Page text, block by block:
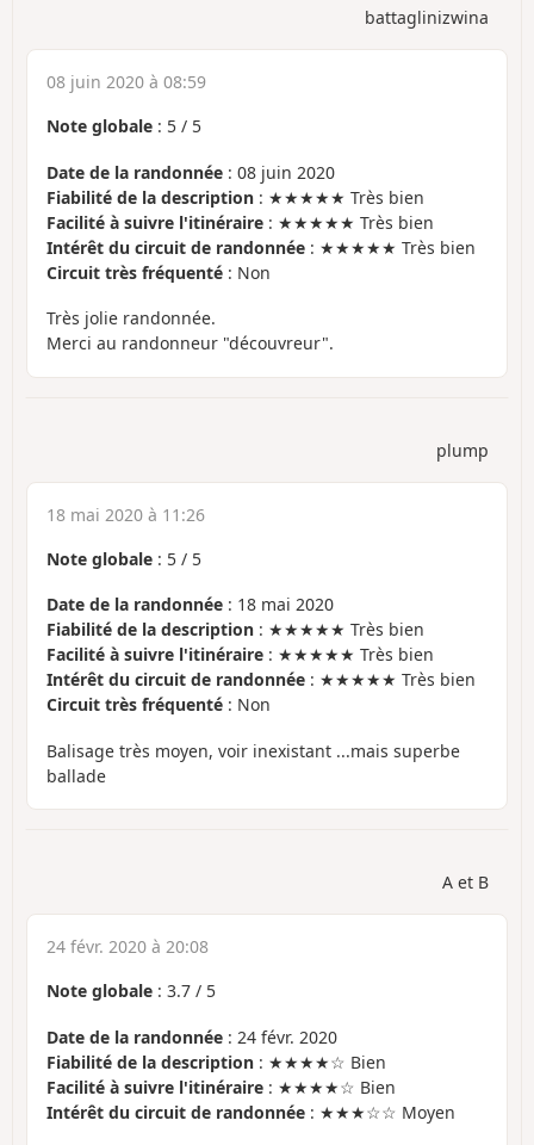
battaglinizwina
08 juin 2020 à 08:59
Note globale : 5 / 5
Date de la randonnée : 08 juin 2020
Fiabilité de la description : ★★★★★ Très bien
Facilité à suivre l'itinéraire : ★★★★★ Très bien
Intérêt du circuit de randonnée : ★★★★★ Très bien
Circuit très fréquenté : Non
Très jolie randonnée.
Merci au randonneur "découvreur".
plump
18 mai 2020 à 11:26
Note globale : 5 / 5
Date de la randonnée : 18 mai 2020
Fiabilité de la description : ★★★★★ Très bien
Facilité à suivre l'itinéraire : ★★★★★ Très bien
Intérêt du circuit de randonnée : ★★★★★ Très bien
Circuit très fréquenté : Non
Balisage très moyen, voir inexistant ...mais superbe
ballade
A et B
24 févr. 2020 à 20:08
Note globale : 3.7 / 5
Date de la randonnée : 24 févr. 2020
Fiabilité de la description : ★★★★☆ Bien
Facilité à suivre l'itinéraire : ★★★★☆ Bien
Intérêt du circuit de randonnée : ★★★☆☆ Moyen